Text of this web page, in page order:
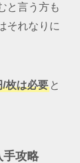
と言う方も
それなりに
枚は必要と
手攻略